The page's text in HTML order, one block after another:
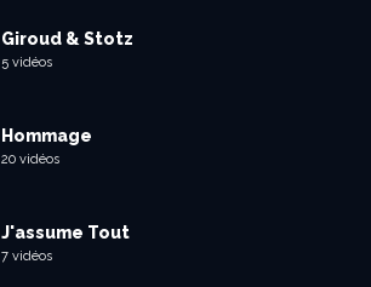
Giroud & Stotz
5 vidéos
Hommage
20 vidéos
J'assume Tout
7 vidéos